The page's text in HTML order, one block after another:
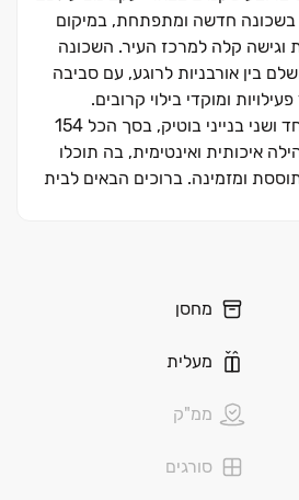
בשכונה חדשה ומתפתחת, במיקום
וגישה קלה למרכז העיר. השכונה
בין אורבניות לרוגע, עם סביבה
ומוקדי בילוי קרובים.
הפרויקט כולל מגדל אחד ושני בנייני בוטיק, בסך הכל ‏154
איכותית ואינטימית, בה תוכלו
ומזמינה. ברוכים הבאים לבית
הארץ, היא אחת הערים
נוחה לתל אביב, ראשון לציון
חינוך איכותיים, פארקים ירוקים
למקום אידיאלי לגידול משפחה
מחסן
מעלית
ממ"ק
סורגים